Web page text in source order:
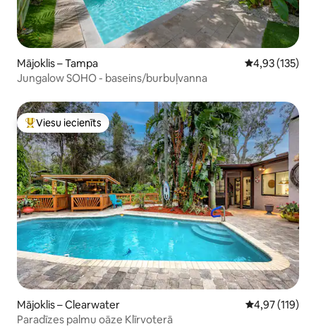
Mājoklis – Tampa Vidējais
4,93 (135)
Jungalow SOHO - baseins/burbuļvanna
Populārs viesu iecienīts mājoklis
Viesu iecienīts
Mājoklis – Clearwater Vidējais
4,97 (119)
Paradīzes palmu oāze Klīrvoterā